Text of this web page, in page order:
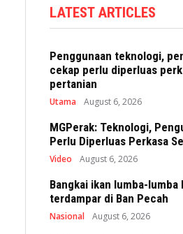
LATEST ARTICLES
Penggunaan teknologi,
cekap perlu diperluas
pertanian
Utama August 6, 2026
MGPerak: Teknologi,
Perlu Diperluas Perkasa
Video August 6, 2026
Bangkai ikan lumba-lumba
terdampar di Ban Pecah
Nasional August 6, 2026